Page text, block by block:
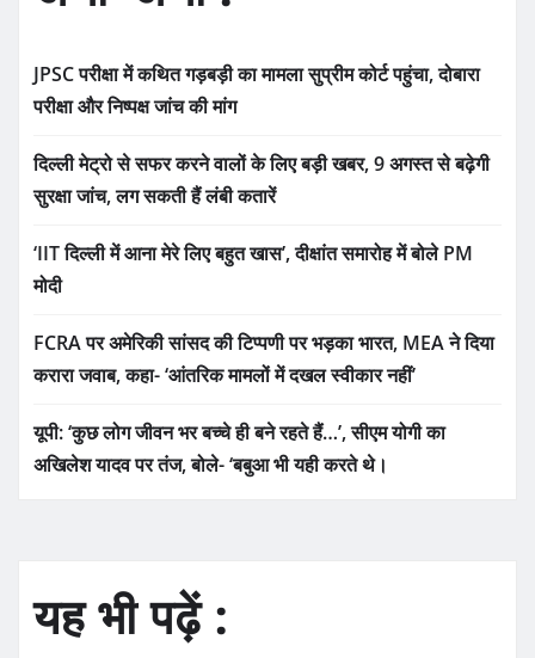
JPSC परीक्षा में कथित गड़बड़ी का मामला सुप्रीम कोर्ट पहुंचा, दोबारा
परीक्षा और निष्पक्ष जांच की मांग
दिल्ली मेट्रो से सफर करने वालों के लिए बड़ी खबर, 9 अगस्त से बढ़ेगी
सुरक्षा जांच, लग सकती हैं लंबी कतारें
‘IIT दिल्ली में आना मेरे लिए बहुत खास’, दीक्षांत समारोह में बोले PM
मोदी
FCRA पर अमेरिकी सांसद की टिप्पणी पर भड़का भारत, MEA ने दिया
करारा जवाब, कहा- ‘आंतरिक मामलों में दखल स्वीकार नहीं’
यूपी: ‘कुछ लोग जीवन भर बच्चे ही बने रहते हैं…’, सीएम योगी का
अखिलेश यादव पर तंज, बोले- ‘बबुआ भी यही करते थे।
यह भी पढ़ें :